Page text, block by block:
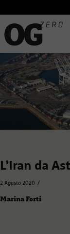
L’Iran da
2 Agosto 2020 /
Marina Forti